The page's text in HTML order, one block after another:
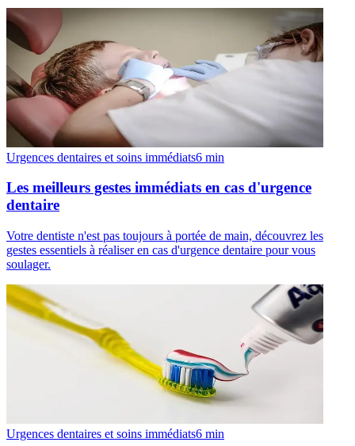
Urgences dentaires et soins immédiats6 min
Les meilleurs gestes immédiats en cas d'urgence
dentaire
Votre dentiste n'est pas toujours à portée de main, découvrez les
gestes essentiels à réaliser en cas d'urgence dentaire pour vous
soulager.
Urgences dentaires et soins immédiats6 min